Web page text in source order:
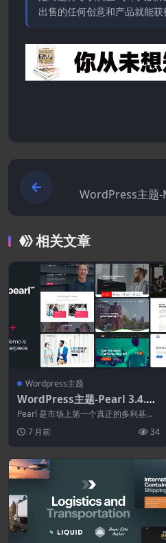
出售的任何创意和产品就能
WordPress主题-
相关文章
Wordpress主题
WordPress主题-Pearl 3.4.11
–企业商务WordPress主题
Pearl 是市场上第一个真正的多利基商
7 月前 34